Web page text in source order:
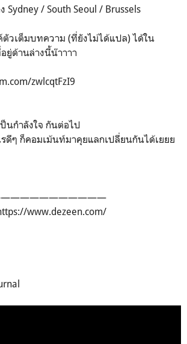
/ South Seoul / Brussels
ตัวเต็มบทความ (ที่ยังไม่ได้แปล) ได้ใน
ยู่ด้านล่างนี้น๊าาาา
zwlcqtFzI9
นกำลังใจ กันต่อไป
รดีๆ ก็คอมเม้นท์มาคุยแลกเปลี่ยนกันได้เยยย
www.dezeen.com/